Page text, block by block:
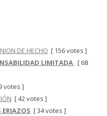
DE HECHO [ 156 votes ]
LIMITADA [ 68
votes ]
[ 42 votes ]
ERIAZOS [ 34 votes ]